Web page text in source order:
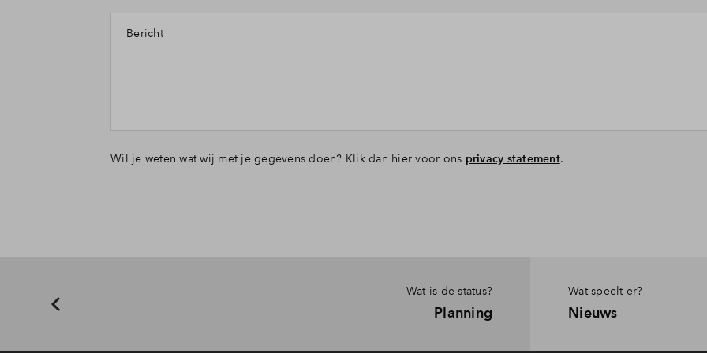
Bericht
Wil je weten wat wij met je gegevens doen? Klik dan hier voor ons privacy statement.
Wat is de status?
Planning
Wat speelt er?
Nieuws